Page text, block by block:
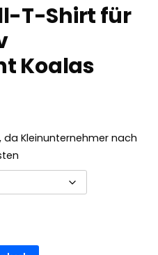
T-Shirt für
Koalas
da Kleinunternehmer nach